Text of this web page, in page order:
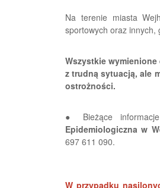
Na terenie miasta
sportowych oraz innych,
Wszystkie
z trudną sytuacją, ale
ostrożności.
● Bieżące
Epidemiologiczna w
697 611 090.
W przypadku